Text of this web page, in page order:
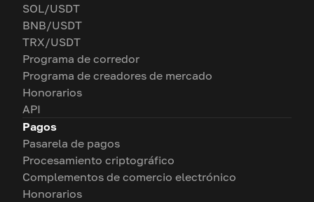
SOL/USDT
BNB/USDT
TRX/USDT
Programa de corredor
Programa de creadores de mercado
Honorarios
API
Pagos
Pasarela de pagos
Procesamiento criptográfico
Complementos de comercio electrónico
Honorarios